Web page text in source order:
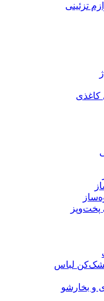
تزئینی
کاغذی
پخت‌وپز
لباس
و بخارشو